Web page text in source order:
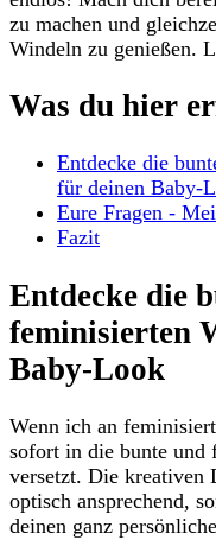
zu machen und
Windeln zu genießen.
Was du​ hier⁤
Entdecke die
für deinen⁤ Baby-
Eure​ Fragen -​
Fazit
Entdecke⁣ die‍
feminisierten‍
Baby-Look
Wenn ich an
sofort in⁤ die⁣ bunte und
⁢versetzt. Die kreativen⁢
optisch ansprechend,
deinen ganz